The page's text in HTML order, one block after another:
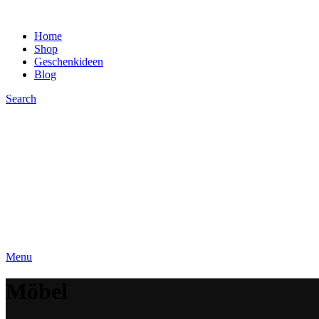
Home
Shop
Geschenkideen
Blog
Search
Menu